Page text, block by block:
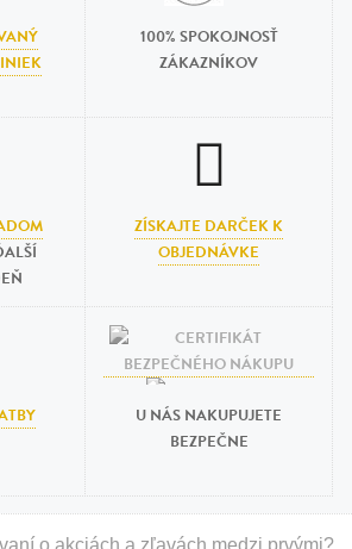
100% SPOKOJNOSŤ
ZÁKAZNÍKOV
ZÍSKAJTE DARČEK K
OBJEDNÁVKE
U NÁS NAKUPUJETE
BEZPEČNE
o akciách a zľavách medzi prvými?